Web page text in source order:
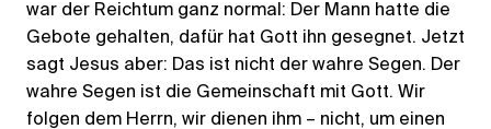
war der Reichtum ganz normal: Der Mann hatte die
Gebote gehalten, dafür hat Gott ihn gesegnet. Jetzt
sagt Jesus aber: Das ist nicht der wahre Segen. Der
wahre Segen ist die Gemeinschaft mit Gott. Wir
folgen dem Herrn, wir dienen ihm – nicht, um einen